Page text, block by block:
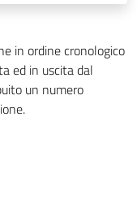
in ordine cronologico
ed in uscita dal
un numero